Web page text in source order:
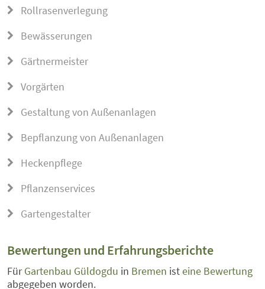
Rollrasenverlegung
Bewässerungen
Gärtnermeister
Vorgärten
Gestaltung von Außenanlagen
Bepflanzung von Außenanlagen
Heckenpflege
Pflanzenservices
Gartengestalter
Bewertungen und Erfahrungsberichte
FürGartenbau Güldogdu in Bremen isteine Bewertung
abgegeben worden.